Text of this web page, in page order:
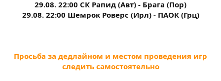
29.08. 22:00 СК Рапид (Авт) - Брага (Пор)
29.08. 22:00 Шемрок Роверс (Ирл) - ПАОК (Грц)
Просьба за дедлайном и местом проведения игр
следить самостоятельно